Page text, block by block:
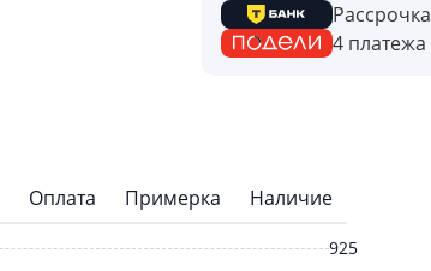
Рассрочка
4 платежа
Оплата Примерка Наличие
925